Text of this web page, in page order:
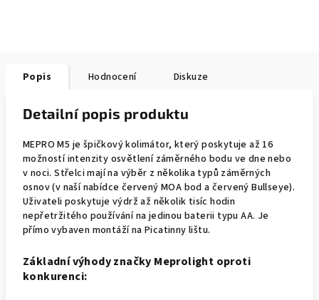
Popis Hodnocení Diskuze
Detailní popis produktu
MEPRO M5 je špičkový kolimátor, který poskytuje až 16
možností intenzity osvětlení záměrného bodu ve dne nebo
v noci. Střelci mají na výběr z několika typů záměrných
osnov (v naší nabídce červený MOA bod a červený Bullseye).
Uživateli poskytuje výdrž až několik tisíc hodin
nepřetržitého používání na jedinou baterii typu AA. Je
přímo vybaven montáží na Picatinny lištu.
Základní výhody značky Meprolight oproti
konkurenci: